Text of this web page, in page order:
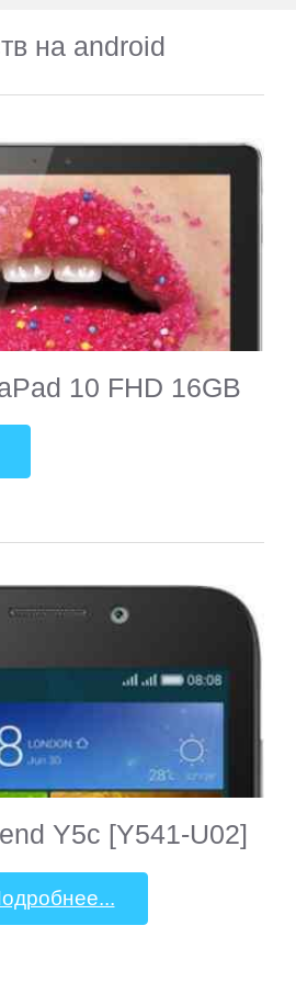
на android
10 FHD 16GB
Y5c [Y541-U02]